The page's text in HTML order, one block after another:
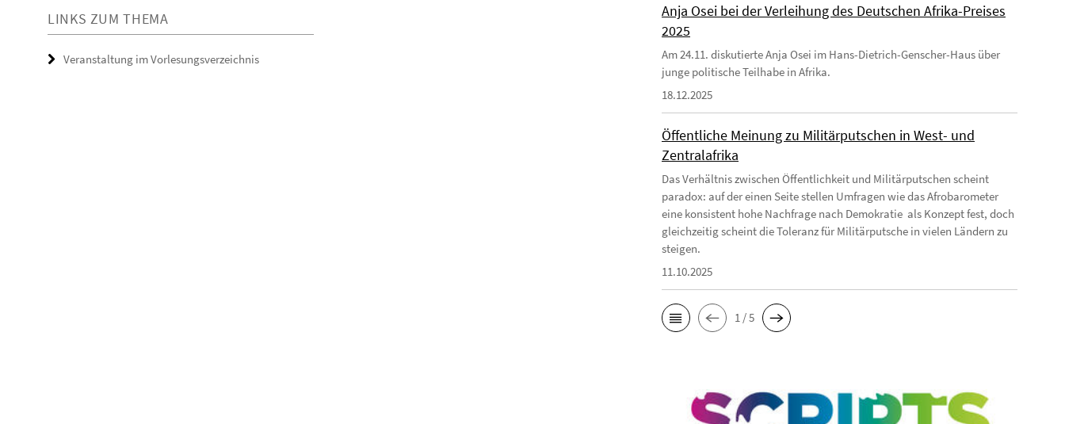
LINKS ZUM THEMA
Veranstaltung im Vorlesungsverzeichnis
Anja Osei bei der Verleihung des Deutschen Afrika-Preises
2025
Am 24.11. diskutierte Anja Osei im Hans-Dietrich-Genscher-Haus über
junge politische Teilhabe in Afrika.
18.12.2025
Öffentliche Meinung zu Militärputschen in West- und
Zentralafrika
Das Verhältnis zwischen Öffentlichkeit und Militärputschen scheint
paradox: auf der einen Seite stellen Umfragen wie das Afrobarometer
eine konsistent hohe Nachfrage nach Demokratie als Konzept fest, doch
gleichzeitig scheint die Toleranz für Militärputsche in vielen Ländern zu
steigen.
11.10.2025
1 / 5